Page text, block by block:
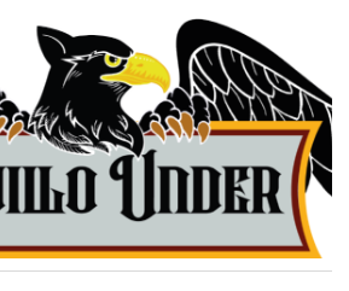
Under
de la ciudad de Trujillo,
Perú.